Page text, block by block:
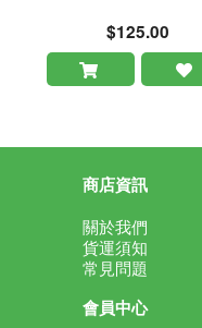
$125.00
商店資訊
關於我們
貨運須知
常見問題
會員中心